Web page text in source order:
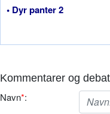
• Dyr panter 2
Kommentarer og
Navn*: